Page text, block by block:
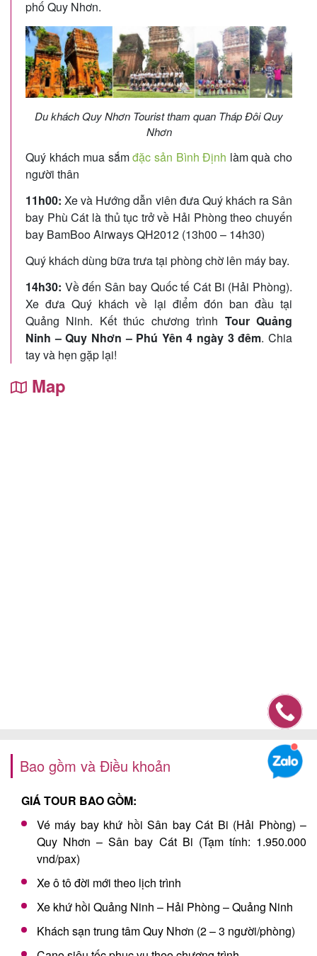
phố Quy Nhơn.
Du khách Quy Nhơn Tourist tham quan Tháp Đôi Quy
Nhơn
Quý khách mua sắmđặc sản Bình Định làm quà cho
người thân
11h00: Xe và Hướng dẫn viên đưa Quý khách ra Sân
bay Phù Cát là thủ tục trở về Hải Phòng theo chuyến
bay BamBoo Airways QH2012 (13h00 – 14h30)
Quý khách dùng bữa trưa tại phòng chờ lên máy bay.
14h30: Về đến Sân bay Quốc tế Cát Bi (Hải Phòng).
Xe đưa Quý khách về lại điểm đón ban đầu tại
Quảng Ninh. Kết thúc chương trình Tour Quảng
Ninh – Quy Nhơn – Phú Yên 4 ngày 3 đêm. Chia
tay và hẹn gặp lại!
Map
Bao gồm và Điều khoản
GIÁ TOUR BAO GỒM:
Vé máy bay khứ hồi Sân bay Cát Bi (Hải Phòng) –
Quy Nhơn – Sân bay Cát Bi (Tạm tính: 1.950.000
vnd/pax)
Xe ô tô đời mới theo lịch trình
Xe khứ hồi Quảng Ninh – Hải Phòng – Quảng Ninh
Khách sạn trung tâm Quy Nhơn (2 – 3 người/phòng)